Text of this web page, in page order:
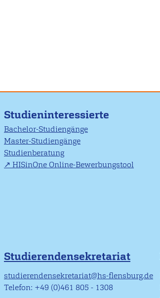
Studieninteressierte
Bachelor-Studiengänge
Master-Studiengänge
Studienberatung
HISinOne Online-Bewerbungstool
Studierendensekretariat
studierendensekretariat@hs-flensburg.de
Telefon: +49 (0)461 805 - 1308